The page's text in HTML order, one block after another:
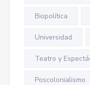
Biopolítica
Universidad
Teatro y
Poscolonialismo